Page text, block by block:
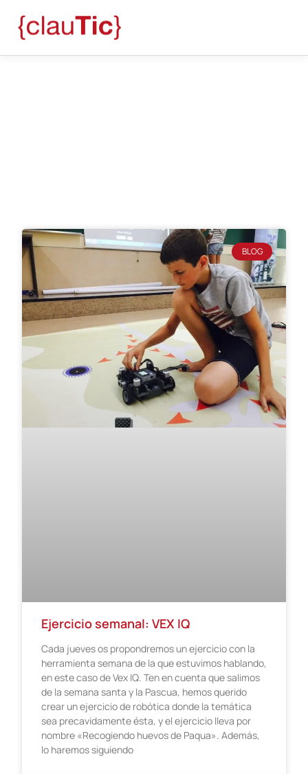
BLOG
Ejercicio semanal: VEX IQ
Cada jueves os propondremos un ejercicio con la
herramienta semana de la que estuvimos hablando,
en este caso de Vex IQ. Ten en cuenta que salimos
de la semana santa y la Pascua, hemos querido
crear un ejercicio de robótica donde la temática
sea precavidamente ésta, y el ejercicio lleva por
nombre «Recogiendo huevos de Paqua». Además,
lo haremos siguiendo